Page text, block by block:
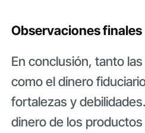
Observaciones finales
En conclusión, tanto
como el dinero
fortalezas y
dinero de los